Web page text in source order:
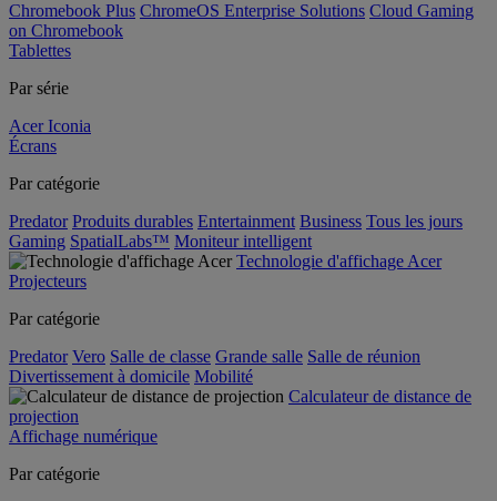
Chromebook Plus ChromeOS Enterprise Solutions Cloud Gaming
on Chromebook
Tablettes
Par série
Acer Iconia
Écrans
Par catégorie
Predator Produits durables Entertainment Business Tous les jours
Gaming SpatialLabs™ Moniteur intelligent
Technologie d'affichage Acer
Projecteurs
Par catégorie
Predator Vero Salle de classe Grande salle Salle de réunion
Divertissement à domicile Mobilité
Calculateur de distance de
projection
Affichage numérique
Par catégorie